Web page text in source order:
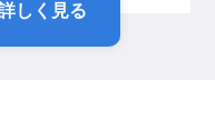
しく見る